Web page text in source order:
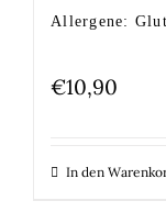
Allergene:
€10,90
In den